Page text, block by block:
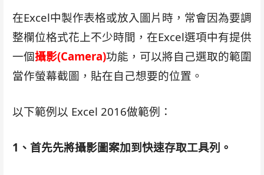
在Excel中製作表格或放入圖片時，常會因為要調
整欄位格式花上不少時間，在Excel選項中有提供
一個攝影(Camera)功能，可以將自己選取的範圍
當作螢幕截圖，貼在自己想要的位置。
以下範例以 Excel 2016做範例：
1、首先先將攝影圖案加到快速存取工具列。